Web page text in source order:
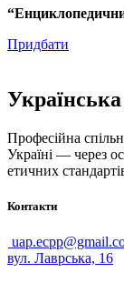
Придбати
Професійна
Україні — через
етичних
Контакти
вул. Лаврська, 16